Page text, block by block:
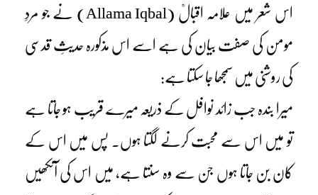
اس شعر میں علامہ اقبالؒ (Allama Iqbal) نے جو مردِ
مومن کی صفت بیان کی ہے اسے اس مذکورہ حدیثِ قدسی
کی روشنی میں سمجھا جا سکتا ہے:
میرا بندہ جب زائد نوافل کے ذریعہ میرے قریب ہو جاتا ہے
تو میں اس سے محبت کرنے لگتا ہوں۔ پس میں اس کے
کان بن جاتا ہوں جن سے وہ سنتا ہے، میں اس کی آنکھیں